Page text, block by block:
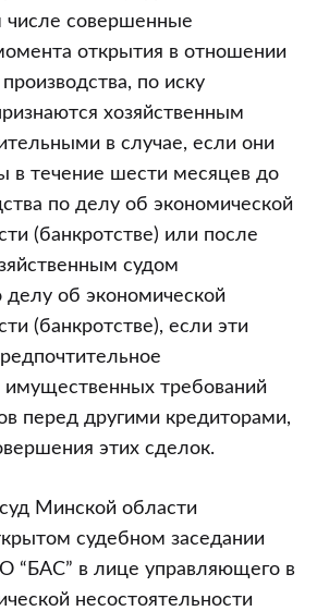
числе совершенные
открытия в отношении
по иску
хозяйственным
в случае, если они
в течение шести месяцев до
по делу об экономической
(банкротстве) или после
судом
делу об экономической
(банкротстве), если эти
имущественных требований
перед другими кредиторами,
этих сделок.
Минской области
судебном заседании
“БАС” в лице управляющего в
несостоятельности